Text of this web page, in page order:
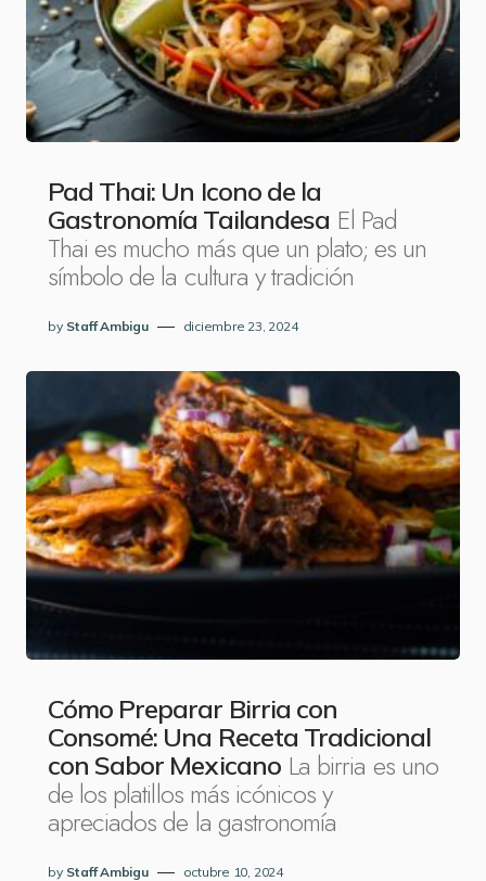
Pad Thai: Un Icono de la
Gastronomía Tailandesa El Pad
Thai es mucho más que un plato; es un
símbolo de la cultura y tradición
by Staff Ambigu diciembre 23, 2024
Cómo Preparar Birria con
Consomé: Una Receta Tradicional
con Sabor Mexicano La birria es uno
de los platillos más icónicos y
apreciados de la gastronomía
by Staff Ambigu octubre 10, 2024